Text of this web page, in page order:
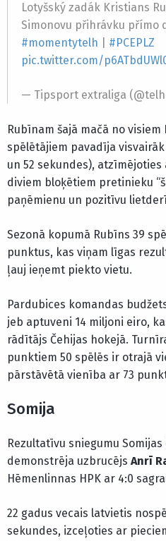
Lotyšský zadák Kristians
Simonovu přihrávku přímo
#momentytelh
#PCEPLZ
pic.twitter.com/
— Tipsport extraliga
Rubīnam šajā mačā no
spēlētājiem pavadīja
un 52 sekundes),
diviem bloķētiem pretinieku
paņēmienu un pozitīvu
Sezonā kopumā Rubīns 39
punktus, kas viņam līgas
ļauj ieņemt piekto vietu.
Pardubices komandas
jeb aptuveni 14 miljoni eiro,
rādītājs Čehijas hokejā.
punktiem 50 spēlēs ir otrajā
pārstāvētā vienība ar 73
Somija
Rezultatīvu sniegumu
demonstrēja uzbrucējs Anrī
Hēmenlinnas HPK ar 4:0
22 gadus vecais latvietis
sekundes, izceļoties ar